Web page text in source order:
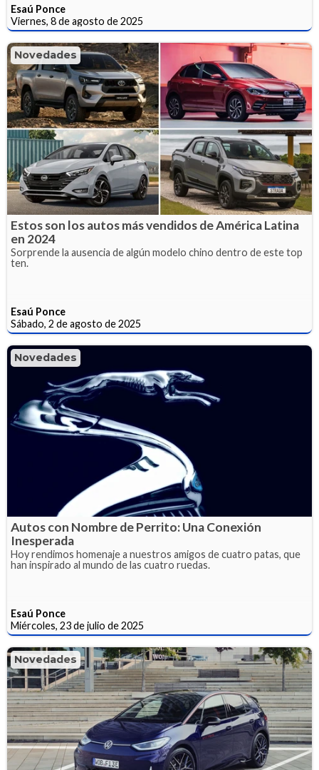
Esaú Ponce
Viernes, 8 de agosto de 2025
Novedades
Estos son los autos más vendidos de América Latina
en 2024
Sorprende la ausencia de algún modelo chino dentro de este top
ten.
Esaú Ponce
Sábado, 2 de agosto de 2025
Novedades
Autos con Nombre de Perrito: Una Conexión
Inesperada
Hoy rendimos homenaje a nuestros amigos de cuatro patas, que
han inspirado al mundo de las cuatro ruedas.
Esaú Ponce
Miércoles, 23 de julio de 2025
Novedades